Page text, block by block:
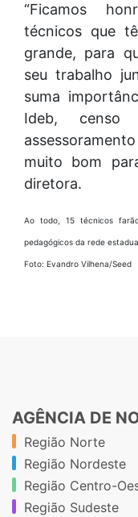
“Ficamos
técnicos que
grande, para
seu trabalho
suma
Ideb,
muito bom
diretora.
Ao todo, 15 técnicos
pedagógicos da rede
Foto: Evandro Vilhena/Seed
AGÊNCIA DE
Região Norte
Região Nordeste
Região Centro-
Região Sudeste